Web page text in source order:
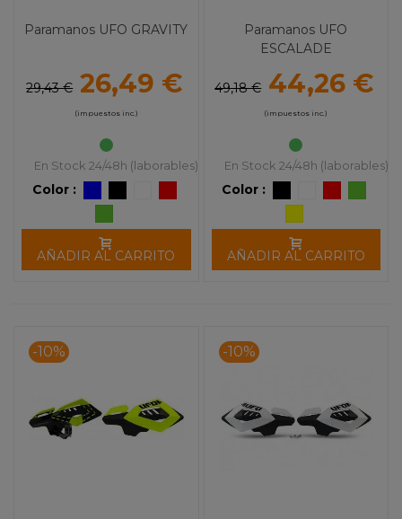
Paramanos UFO GRAVITY
29,43 € 26,49 €
(impuestos inc.)
En Stock 24/48h (laborables)
Color :
AÑADIR AL CARRITO
Paramanos UFO
ESCALADE
49,18 € 44,26 €
(impuestos inc.)
En Stock 24/48h (laborables)
Color :
AÑADIR AL CARRITO
-10% -10%